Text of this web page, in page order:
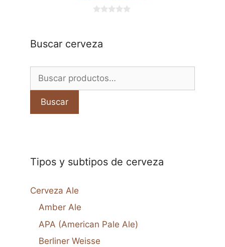
5
Buscar cerveza
por:
Buscar
Tipos y subtipos de cerveza
Cerveza Ale
Amber Ale
APA (American Pale Ale)
Berliner Weisse